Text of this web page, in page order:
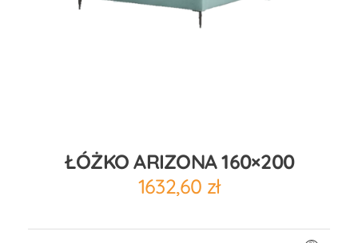
ŁÓŻKO ARIZONA 160×200
1632,60 zł